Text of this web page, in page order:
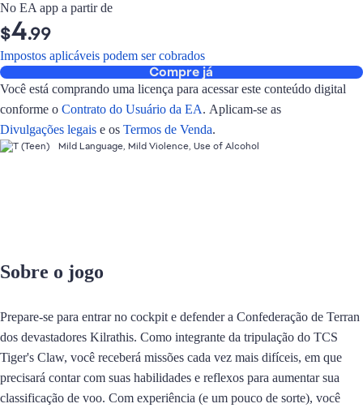
No EA app a partir de
$4.99
Impostos aplicáveis podem ser cobrados
Compre já
Você está comprando uma licença para acessar este conteúdo digital
conforme o Contrato do Usuário da EA. Aplicam-se as
Divulgações legais e os Termos de Venda.
Mild Language, Mild Violence, Use of Alcohol
Sobre o jogo
Prepare-se para entrar no cockpit e defender a Confederação de Terran
dos devastadores Kilrathis. Como integrante da tripulação do TCS
Tiger's Claw, você receberá missões cada vez mais difíceis, em que
precisará contar com suas habilidades e reflexos para aumentar sua
classificação de voo. Com experiência (e um pouco de sorte), você